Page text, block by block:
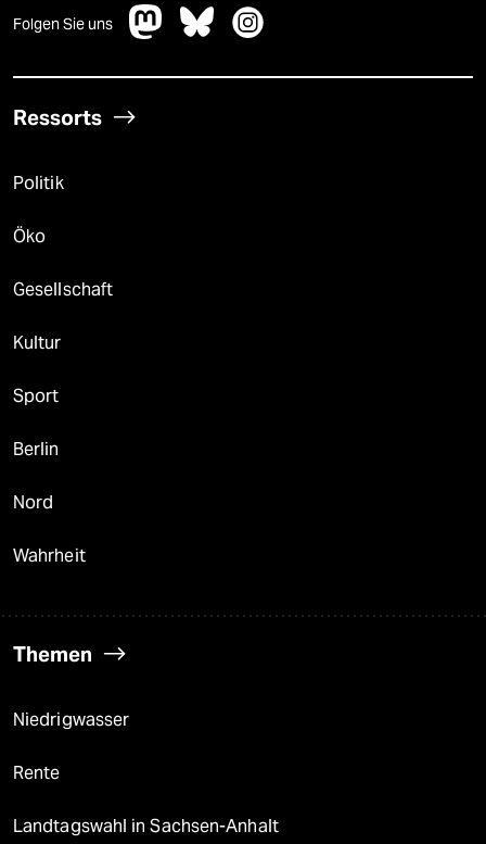
Folgen Sie uns
Ressorts
Politik
Öko
Gesellschaft
Kultur
Sport
Berlin
Nord
Wahrheit
Themen
Niedrigwasser
Rente
Landtagswahl in Sachsen-Anhalt